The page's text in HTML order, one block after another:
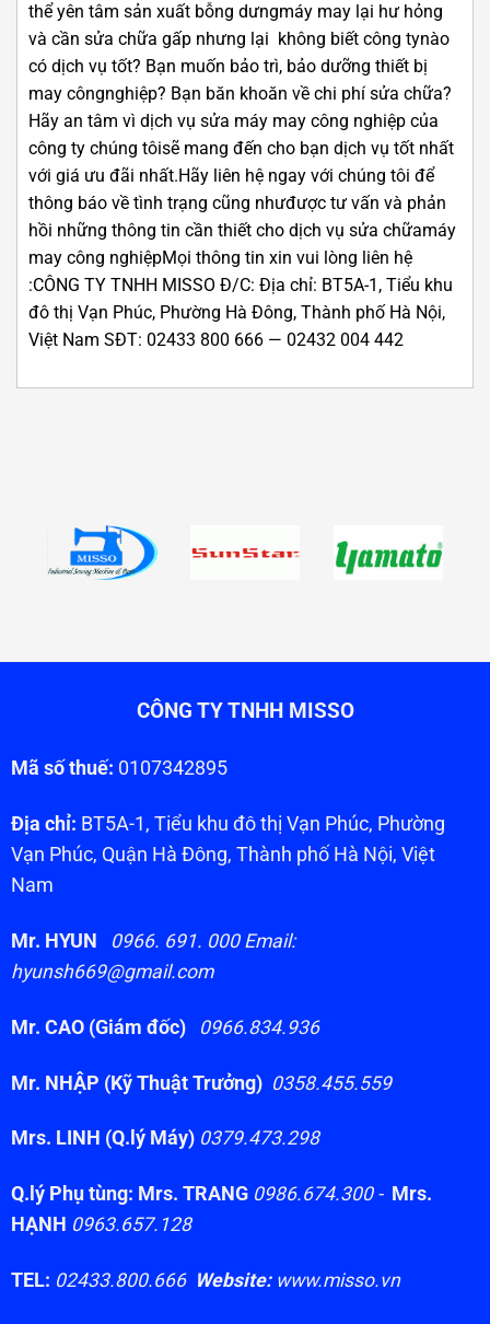
thể yên tâm sản xuất bỗng dưngmáy may lại hư hỏng
và cần sửa chữa gấp nhưng lại không biết công tynào
có dịch vụ tốt? Bạn muốn bảo trì, bảo dưỡng thiết bị
may côngnghiệp? Bạn băn khoăn về chi phí sửa chữa?
Hãy an tâm vì dịch vụ sửa máy may công nghiệp của
công ty chúng tôisẽ mang đến cho bạn dịch vụ tốt nhất
với giá ưu đãi nhất.Hãy liên hệ ngay với chúng tôi để
thông báo về tình trạng cũng nhưđược tư vấn và phản
hồi những thông tin cần thiết cho dịch vụ sửa chữamáy
may công nghiệpMọi thông tin xin vui lòng liên hệ
:CÔNG TY TNHH MISSO Đ/C: Địa chỉ: BT5A-1, Tiểu khu
đô thị Vạn Phúc, Phường Hà Đông, Thành phố Hà Nội,
Việt Nam SĐT: 02433 800 666 — 02432 004 442
CÔNG TY TNHH MISSO
Mã số thuế: 0107342895
Địa chỉ: BT5A-1, Tiểu khu đô thị Vạn Phúc, Phường
Vạn Phúc, Quận Hà Đông, Thành phố Hà Nội, Việt
Nam
Mr. HYUN
0966. 691. 000 Email:
hyunsh669@gmail.com
Mr. CAO (Giám đốc) 0966.834.936
Mr. NHẬP (Kỹ Thuật Trưởng) 0358.455.559
Mrs. LINH (Q.lý Máy) 0379.473.298
Q.lý Phụ tùng: Mrs. TRANG 0986.674.300 - Mrs.
HẠNH 0963.657.128
TEL: 02433.800.666 Website:www.misso.vn